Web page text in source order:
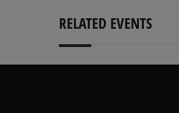
RELATED EVENTS